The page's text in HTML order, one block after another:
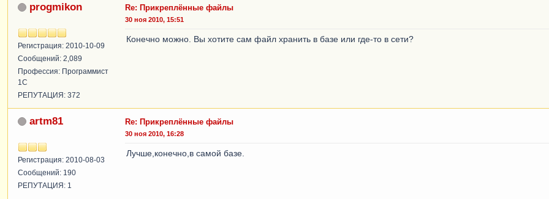
progmikon
Регистрация: 2010-10-09
Сообщений: 2,089
Профессия: Программист
1С
РЕПУТАЦИЯ: 372
Re: Прикреплённые файлы
30 ноя 2010, 15:51
Конечно можно. Вы хотите сам файл хранить в базе или где-то в сети?
artm81
Регистрация: 2010-08-03
Сообщений: 190
РЕПУТАЦИЯ: 1
Re: Прикреплённые файлы
30 ноя 2010, 16:28
Лучше,конечно,в самой базе.